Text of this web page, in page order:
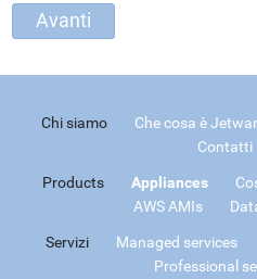
Chi siamo Che cosa è
Contatti
Products Appliances
AWS AMIs
Servizi Managed services
Professional